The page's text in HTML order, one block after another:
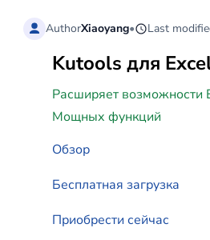
AuthorXiaoyang• Last
Kutools для
Расширяет возможности
Мощных функций
Обзор
Бесплатная загрузка
Приобрести сейчас